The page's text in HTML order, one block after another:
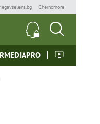
Chernomore